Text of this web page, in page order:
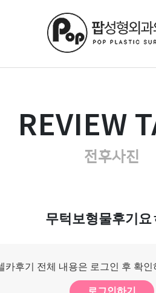
REVIEW
전후사진
무턱보형물후기요
카후기 전체 내용은 로그인 후 확
로그인하기